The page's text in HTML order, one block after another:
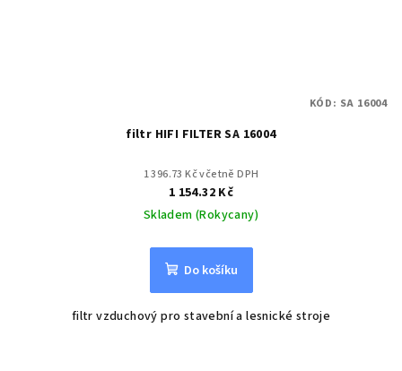
filtr HIFI FILTER SA 16004
1 396.73 Kč včetně DPH
1 154.32 Kč
Skladem (Rokycany)
Do košíku
filtr vzduchový pro stavební a lesnické stroje
KÓD: SA 16004